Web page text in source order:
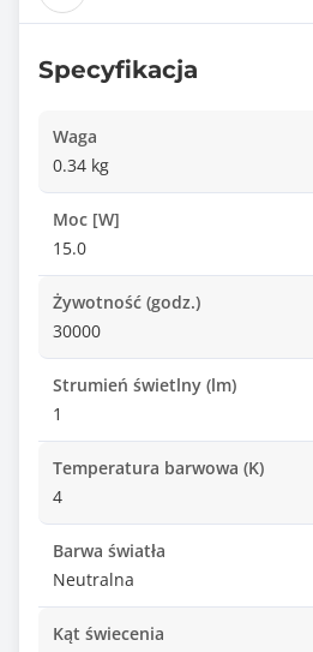
Specyfikacja
Waga
0.34 kg
Moc [W]
15.0
Żywotność (godz.)
30000
Strumień świetlny (lm)
1
Temperatura barwowa (K)
4
Barwa światła
Neutralna
Kąt świecenia